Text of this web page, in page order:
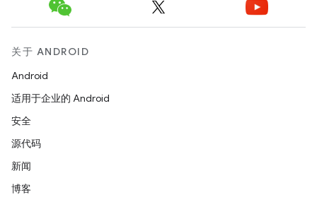
关于 ANDROID
Android
适用于企业的 Android
安全
源代码
新闻
博客